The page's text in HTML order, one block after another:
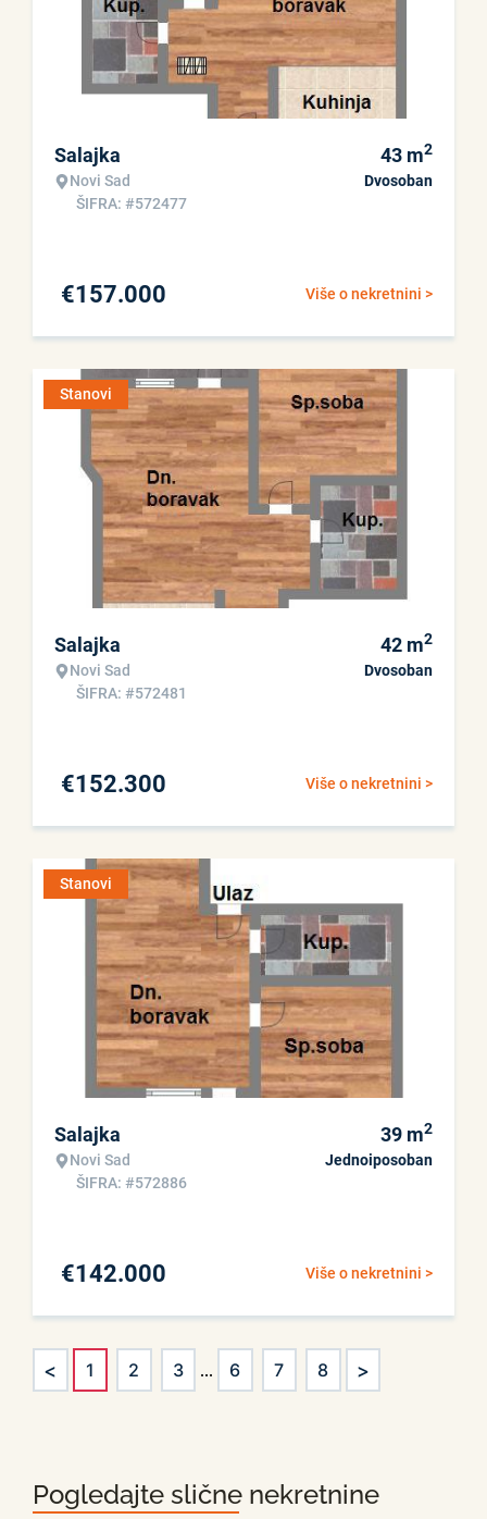
Salajka
Novi Sad
ŠIFRA: #572477
43 m2
Dvosoban
Više o nekretnini >
€157.000
Stanovi
Salajka
Novi Sad
ŠIFRA: #572481
42 m2
Dvosoban
Više o nekretnini >
€152.300
Stanovi
Salajka
Novi Sad
ŠIFRA: #572886
39 m2
Jednoiposoban
Više o nekretnini >
€142.000
< 1 2 3 ... 6 7 8 >
Pogledajte slične nekretnine